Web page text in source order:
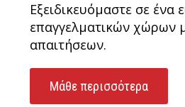
Εξειδικευόμαστε σε
επαγγελματικών χώρων
απαιτήσεων.​
Μάθε περισσότερα